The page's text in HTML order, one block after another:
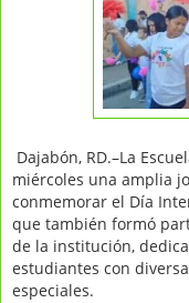
Dajabón, RD.–La
miércoles una amplia
conmemorar el Día
que también formó
de la institución,
estudiantes con
especiales.